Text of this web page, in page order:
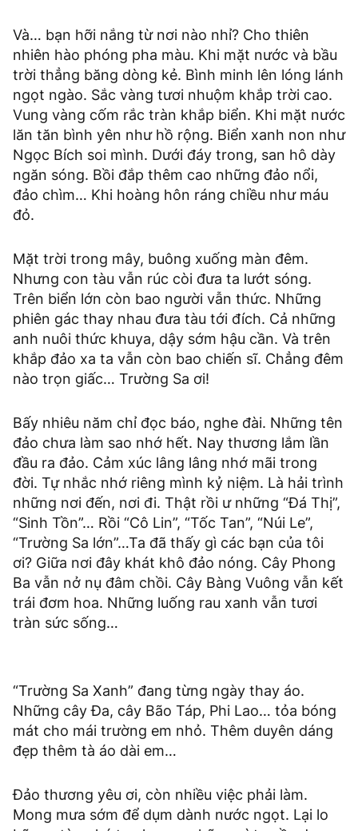
Và… bạn hỡi nắng từ nơi nào nhỉ? Cho thiên
nhiên hào phóng pha màu. Khi mặt nước và bầu
trời thẳng băng dòng kẻ. Bình minh lên lóng lánh
ngọt ngào. Sắc vàng tươi nhuộm khắp trời cao.
Vung vàng cốm rắc tràn khắp biển. Khi mặt nước
lăn tăn bình yên như hồ rộng. Biển xanh non như
Ngọc Bích soi mình. Dưới đáy trong, san hô dày
ngăn sóng. Bồi đắp thêm cao những đảo nổi,
đảo chìm… Khi hoàng hôn ráng chiều như máu
đỏ.
Mặt trời trong mây, buông xuống màn đêm.
Nhưng con tàu vẫn rúc còi đưa ta lướt sóng.
Trên biển lớn còn bao người vẫn thức. Những
phiên gác thay nhau đưa tàu tới đích. Cả những
anh nuôi thức khuya, dậy sớm hậu cần. Và trên
khắp đảo xa ta vẫn còn bao chiến sĩ. Chẳng đêm
nào trọn giấc… Trường Sa ơi!
Bấy nhiêu năm chỉ đọc báo, nghe đài. Những tên
đảo chưa làm sao nhớ hết. Nay thương lắm lần
đầu ra đảo. Cảm xúc lâng lâng nhớ mãi trong
đời. Tự nhắc nhớ riêng mình kỷ niệm. Là hải trình
những nơi đến, nơi đi. Thật rồi ư những “Đá Thị”,
“Sinh Tồn”… Rồi “Cô Lin”, “Tốc Tan”, “Núi Le”,
“Trường Sa lớn”…Ta đã thấy gì các bạn của tôi
ơi? Giữa nơi đây khát khô đảo nóng. Cây Phong
Ba vẫn nở nụ đâm chồi. Cây Bàng Vuông vẫn kết
trái đơm hoa. Những luống rau xanh vẫn tươi
tràn sức sống…
“Trường Sa Xanh” đang từng ngày thay áo.
Những cây Đa, cây Bão Táp, Phi Lao… tỏa bóng
mát cho mái trường em nhỏ. Thêm duyên dáng
đẹp thêm tà áo dài em…
Đảo thương yêu ơi, còn nhiều việc phải làm.
Mong mưa sớm để dụm dành nước ngọt. Lại lo